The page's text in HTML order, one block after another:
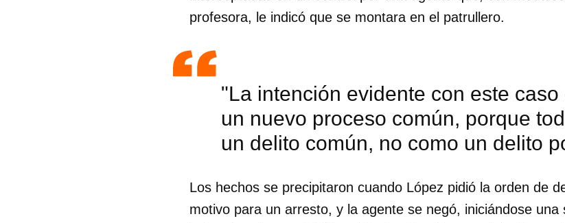
Guardar como favorito
profesora, le indicó que se montara en el patrullero.
"La intención evidente con este
un nuevo proceso común, porque
un delito común, no como un delito
Los hechos se precipitaron cuando López pidió la orden de
motivo para un arresto, y la agente se negó, iniciándose una